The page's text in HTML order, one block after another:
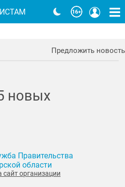
Предложить новость
новых
Правительства
области
сайт организации